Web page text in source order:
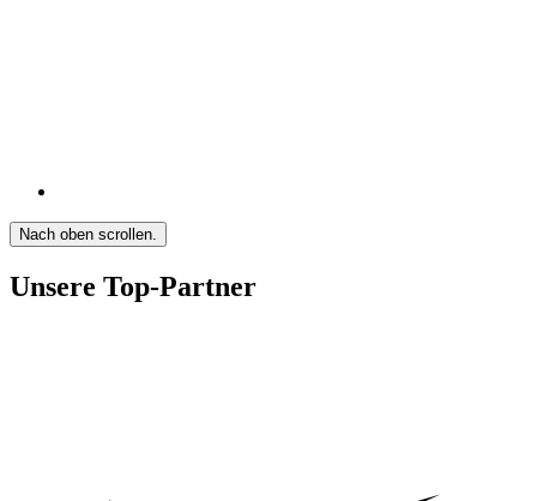
Nach oben scrollen.
Unsere Top-Partner